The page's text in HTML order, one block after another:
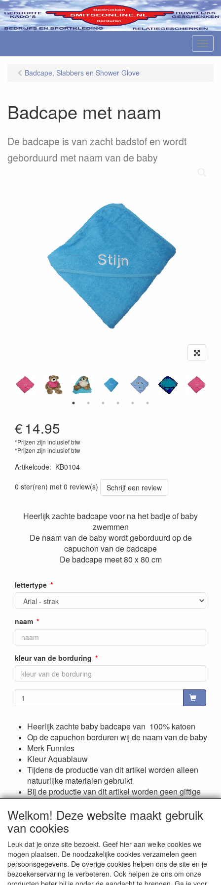
M
e
Badcape, Slabbers en Shower Glove
Badcape met naam
De badcape is van zacht badstof en wordt
geborduurd met naam van de baby
€14.95
*Prijzen zijn inclusief btw
*Prijzen zijn inclusief btw
Artikelcode: KB0104
0 ster(ren) met 0 review(s)
Schrijf een review
Heerlijk zachte badcape voor na het badje of baby
zwemmen
De naam van de baby wordt geborduurd op de
capuchon van de badcape
De badcape meet 80 x 80 cm
lettertype
naam
kleur van de borduring
Heerlijk zachte baby badcape van 100% katoen
Op de capuchon borduren wij de naam van de baby
Merk Funnies
Kleur Aquablauw
Tijdens de productie van dit artikel worden alleen
natuurlijke materialen gebruikt
Bij de productie van dit artikel worden geen giftige
stoffen gebruikt
Reviews
Er zijn geen reviews beschikbaar in de huidige taal
Schrijf een review
Welkom! Deze website maakt gebruik
van cookies
Leuk dat je onze site bezoekt. Geef hier aan welke cookies we
mogen plaatsen. De noodzakelijke cookies verzamelen geen
persoonsgegevens. De overige cookies helpen ons de site en je
bezoekerservaring te verbeteren. Ook helpen ze ons om onze